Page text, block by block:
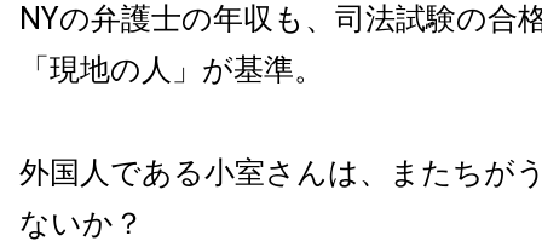
NYの弁護士の年収も、司法試験の合
「現地の人」が基準。
外国人である小室さんは、またちが
ないか？